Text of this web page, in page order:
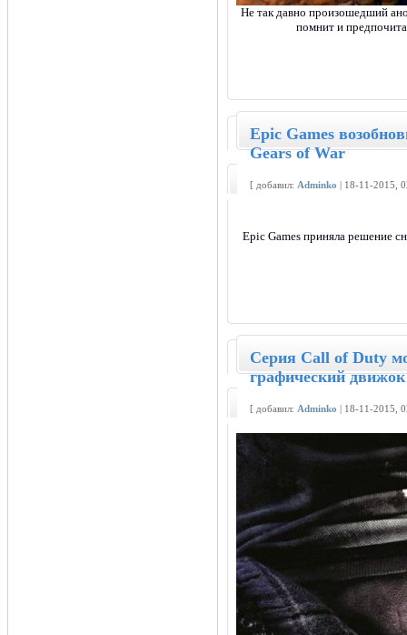
Не так давно произошедший
помнит и
Epic Games
Gears of War
[ добавил: Adminko | 18-11-2015,
Epic Games приняла решение
Серия Call of Duty
графический движок
[ добавил: Adminko | 18-11-2015,